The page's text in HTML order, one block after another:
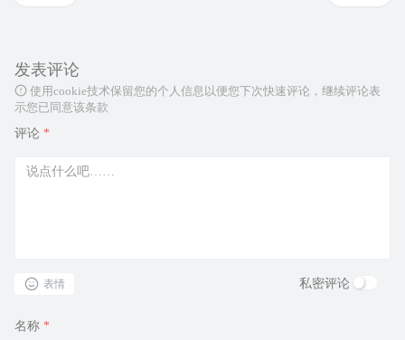
发表评论
使用cookie技术保留您的个人信息以便您下次快速评论，继续评论表
示您已同意该条款
评论 *
表情 私密评论
名称 *